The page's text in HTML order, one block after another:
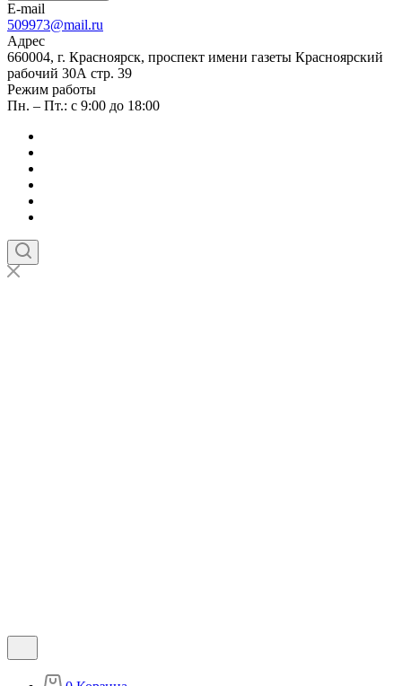
E-mail
509973@mail.ru
Адрес
660004, г. Красноярск, проспект имени газеты Красноярский
рабочий 30А стр. 39
Режим работы
Пн. – Пт.: с 9:00 до 18:00